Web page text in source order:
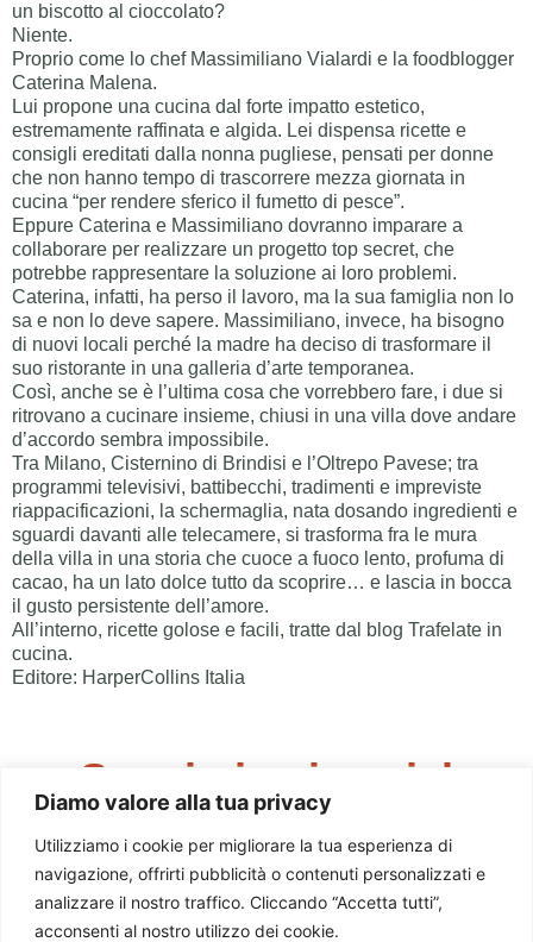
Diamo valore alla tua privacy
Utilizziamo i cookie per migliorare la tua esperienza di
navigazione, offrirti pubblicità o contenuti personalizzati e
analizzare il nostro traffico. Cliccando “Accetta tutti”,
acconsenti al nostro utilizzo dei cookie.
un biscotto al cioccolato?
Niente.
Proprio come lo chef Massimiliano Vialardi e la foodblogger
Caterina Malena.
Lui propone una cucina dal forte impatto estetico,
estremamente raffinata e algida. Lei dispensa ricette e
consigli ereditati dalla nonna pugliese, pensati per donne
che non hanno tempo di trascorrere mezza giornata in
cucina “per rendere sferico il fumetto di pesce”.
Eppure Caterina e Massimiliano dovranno imparare a
collaborare per realizzare un progetto top secret, che
potrebbe rappresentare la soluzione ai loro problemi.
Caterina, infatti, ha perso il lavoro, ma la sua famiglia non lo
sa e non lo deve sapere. Massimiliano, invece, ha bisogno
di nuovi locali perché la madre ha deciso di trasformare il
suo ristorante in una galleria d’arte temporanea.
Così, anche se è l’ultima cosa che vorrebbero fare, i due si
ritrovano a cucinare insieme, chiusi in una villa dove andare
d’accordo sembra impossibile.
Tra Milano, Cisternino di Brindisi e l’Oltrepo Pavese; tra
programmi televisivi, battibecchi, tradimenti e impreviste
riappacificazioni, la schermaglia, nata dosando ingredienti e
sguardi davanti alle telecamere, si trasforma fra le mura
della villa in una storia che cuoce a fuoco lento, profuma di
cacao, ha un lato dolce tutto da scoprire… e lascia in bocca
il gusto persistente dell’amore.
All’interno, ricette golose e facili, tratte dal blog Trafelate in
cucina.
Editore: HarperCollins Italia
Seguimi sui social